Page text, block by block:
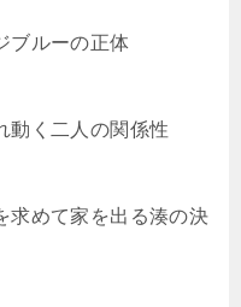
ブルーの正体
動く二人の関係性
求めて家を出る湊の決